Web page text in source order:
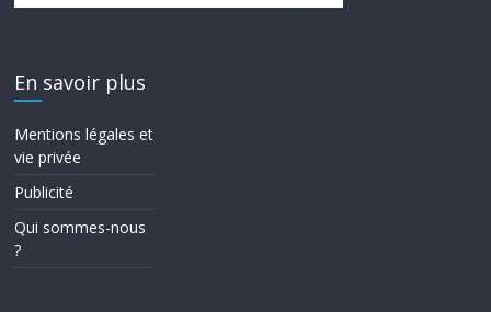
En savoir plus
Mentions légales et
vie privée
Publicité
Qui sommes-nous
?